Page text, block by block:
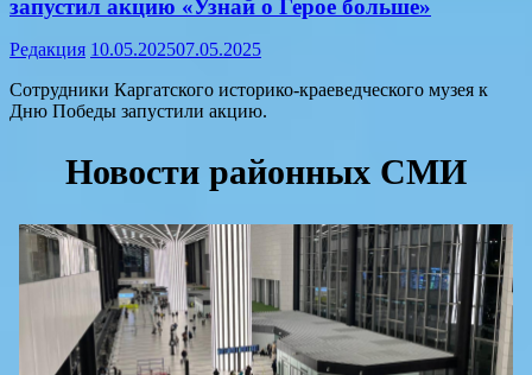
запустил акцию «Узнай о Герое больше»
Редакция 10.05.202507.05.2025
Сотрудники Каргатского историко-краеведческого музея к
Дню Победы запустили акцию.